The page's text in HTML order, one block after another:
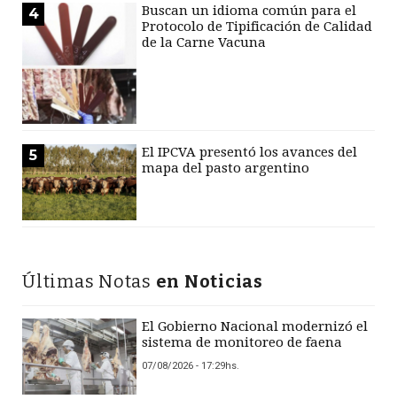
4
Buscan un idioma común para el
Protocolo de Tipificación de Calidad
de la Carne Vacuna
5
El IPCVA presentó los avances del
mapa del pasto argentino
Últimas Notas en Noticias
El Gobierno Nacional modernizó el
sistema de monitoreo de faena
07/08/2026 - 17:29hs.